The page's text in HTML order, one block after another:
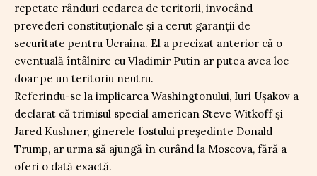
repetate rânduri cedarea de teritorii, invocând
prevederi constituționale și a cerut garanții de
securitate pentru Ucraina. El a precizat anterior că o
eventuală întâlnire cu Vladimir Putin ar putea avea loc
doar pe un teritoriu neutru.
Referindu-se la implicarea Washingtonului, Iuri Ușakov a
declarat că trimisul special american Steve Witkoff și
Jared Kushner, ginerele fostului președinte Donald
Trump, ar urma să ajungă în curând la Moscova, fără a
oferi o dată exactă.